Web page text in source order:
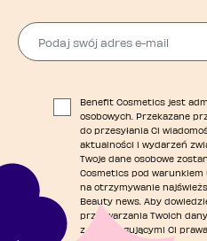
Podaj swój adres e-mail
Benefit Cosmetics jest
osobowych. Przekazane
do przesyłania Ci
aktualności i wydarzeń
Twoje dane osobowe
Cosmetics pod
na otrzymywanie
Beauty news. Aby
przetwarzania Twoich
z przysługującymi Ci